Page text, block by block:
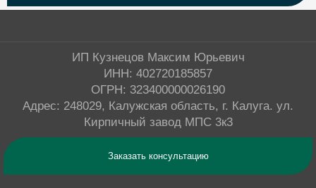
Многоуровневые натяжные потолки
Натяжные потолки Pongs
ИП Кузнецов Максим Юрьевич
ИНН: 402720185857
ОГРН: 323400000026190
Адрес: 248029, Калужская область, г. Калуга. ул.
Кирпичный завод МПС 3к3
Заказать консультацию